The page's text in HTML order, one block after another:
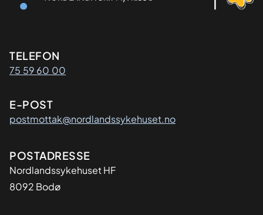
Kontaktinformasjon
TELEFON
75 59 60 00
E-POST
postmottak@nordlandssykehuset.no
Adresse
POSTADRESSE
Nordlandssykehuset HF
8092 Bodø